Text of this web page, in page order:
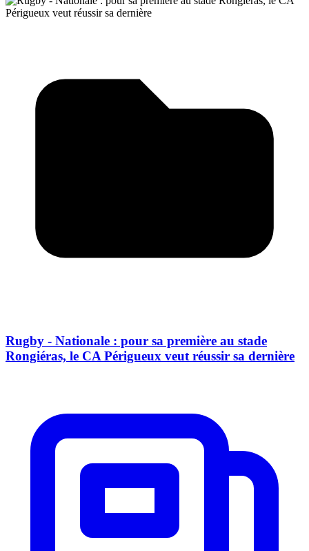
Rugby - Nationale : pour sa première au stade
Rongiéras, le CA Périgueux veut réussir sa dernière